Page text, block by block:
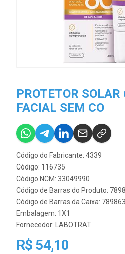
PROTETOR
FACIAL SEM CO
Código do Fabricante: 4339
Código: 116735
Código NCM: 33049990
Código de Barras do Produto:
Código de Barras da Caixa:
Embalagem: 1X1
Fornecedor: LABOTRAT
R$ 54,10